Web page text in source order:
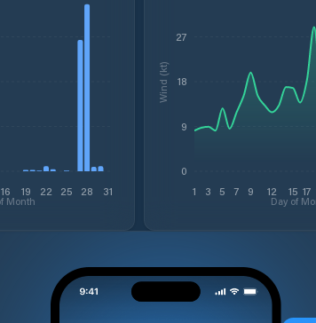
16 19 22 25 28 31
Month
1 3 5 7 9 12 15 17
Day of
0
9
18
27
Wind (kt)